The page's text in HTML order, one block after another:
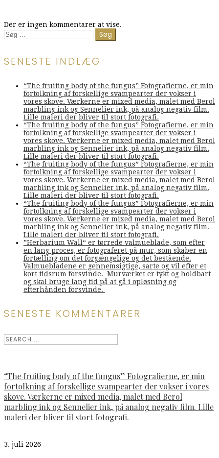
Der er ingen kommentarer at vise.
Søg
efter:
SENESTE INDLÆG
“The fruiting body of the fungus” Fotografierne, er min
fortolkning af forskellige svampearter der vokser i
vores skove. Værkerne er mixed media, malet med Berol
marbling ink og Sennelier ink, på analog negativ film.
Lille maleri der bliver til stort fotografi.
“The fruiting body of the fungus” Fotografierne, er min
fortolkning af forskellige svampearter der vokser i
vores skove. Værkerne er mixed media, malet med Berol
marbling ink og Sennelier ink, på analog negativ film.
Lille maleri der bliver til stort fotografi.
“The fruiting body of the fungus” Fotografierne, er min
fortolkning af forskellige svampearter der vokser i
vores skove. Værkerne er mixed media, malet med Berol
marbling ink og Sennelier ink, på analog negativ film.
Lille maleri der bliver til stort fotografi.
“The fruiting body of the fungus” Fotografierne, er min
fortolkning af forskellige svampearter der vokser i
vores skove. Værkerne er mixed media, malet med Berol
marbling ink og Sennelier ink, på analog negativ film.
Lille maleri der bliver til stort fotografi.
”Herbarium Wall“ er tørrede valmueblade, som efter
en lang proces, er fotograferet på mur, som skaber en
fortælling om det forgængelige og det bestående.
Valmuebladene er gennemsigtige, sarte og vil efter et
kort tidsrum forsvinde. Murværket er tykt og holdbart
og skal bruge lang tid på at gå i opløsning og
efterhånden forsvinde.
SENESTE KOMMENTARER
“The fruiting body of the fungus” Fotografierne, er min
fortolkning af forskellige svampearter der vokser i vores
skove. Værkerne er mixed media, malet med Berol
marbling ink og Sennelier ink, på analog negativ film. Lille
maleri der bliver til stort fotografi.
3. juli 2026